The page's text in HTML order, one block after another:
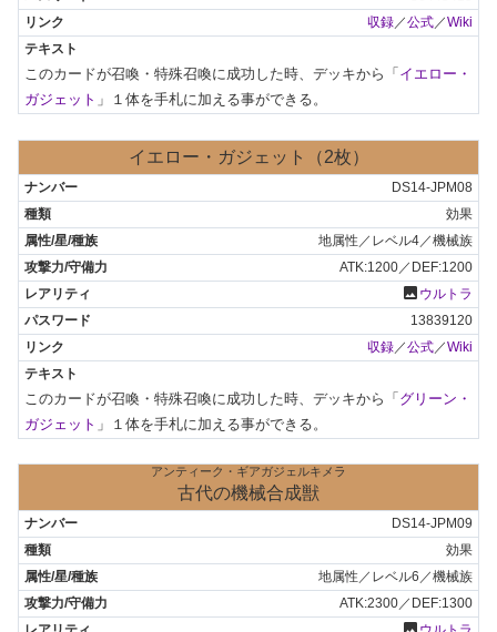
収録／公式／Wiki
このカードが召喚・特殊召喚に成功した時、デッキから「 イエロー・
ガジェット 」１体を手札に加える事ができる。
イエロー・ガジェット（2枚）
DS14-JPM08
効果
地属性／レベル4／機械族
ATK:1200／DEF:1200
photo ウルトラ
13839120
収録 ／公式 ／Wiki
このカードが召喚・特殊召喚に成功した時、デッキから「グリーン・
ガジェット 」１体を手札に加える事ができる。
アンティーク・ギアガジェルキメラ
古代の機械合成獣
DS14-JPM09
効果
地属性／レベル6／機械族
ATK:2300／DEF:1300